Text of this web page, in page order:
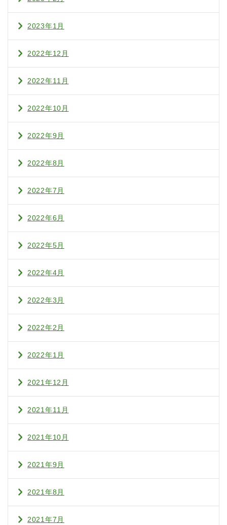
2023年1月
2022年12月
2022年11月
2022年10月
2022年9月
2022年8月
2022年7月
2022年6月
2022年5月
2022年4月
2022年3月
2022年2月
2022年1月
2021年12月
2021年11月
2021年10月
2021年9月
2021年8月
2021年7月